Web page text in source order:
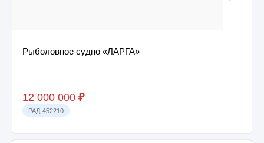
Рыболовное судно «ЛАРГА»
12 000 000 ₽
РАД-452210